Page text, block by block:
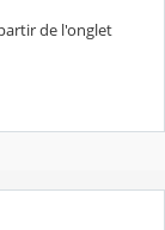
de l'onglet